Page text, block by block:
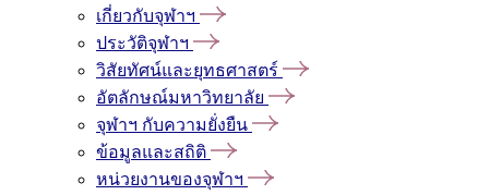
เกี่ยวกับจุฬาฯ
ประวัติจุฬาฯ
วิสัยทัศน์และยุทธศาสตร์
อัตลักษณ์มหาวิทยาลัย
จุฬาฯ กับความยั่งยืน
ข้อมูลและสถิติ
หน่วยงานของจุฬาฯ